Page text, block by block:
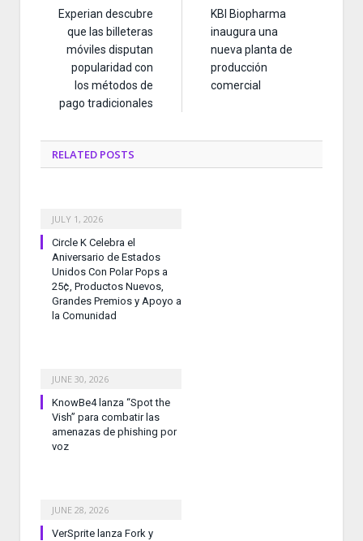
Experian descubre
que las billeteras
móviles disputan
popularidad con
los métodos de
pago tradicionales
KBI Biopharma
inaugura una
nueva planta de
producción
comercial
RELATED POSTS
JULY 1, 2026
Circle K Celebra el
Aniversario de Estados
Unidos Con Polar Pops a
25¢, Productos Nuevos,
Grandes Premios y Apoyo a
la Comunidad
JUNE 30, 2026
KnowBe4 lanza “Spot the
Vish” para combatir las
amenazas de phishing por
voz
JUNE 28, 2026
VerSprite lanza Fork y